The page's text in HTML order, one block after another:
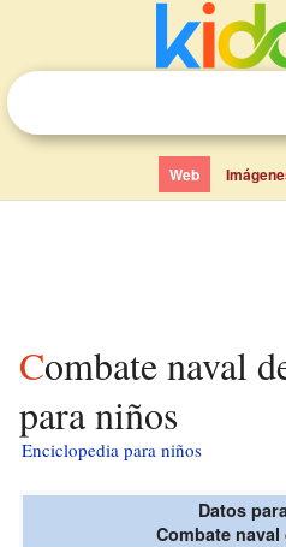
Web
Combate naval de Portmán
para niños
Enciclopedia para niños
Datos
Combate